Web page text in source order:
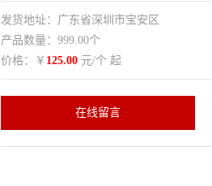
发货地址：广东省深圳市宝安区
产品数量：999.00个
价格：￥ 125.00 元/个 起
在线留言